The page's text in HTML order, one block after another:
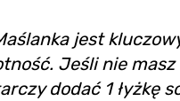
jest
Jeśli nie masz
dodać 1 łyżkę